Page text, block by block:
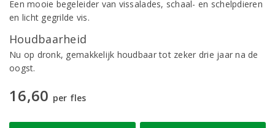
Een mooie begeleider van vissalades, schaal- en schelpdieren
en licht gegrilde vis.
Houdbaarheid
Nu op dronk, gemakkelijk houdbaar tot zeker drie jaar na de
oogst.
16,60 per fles